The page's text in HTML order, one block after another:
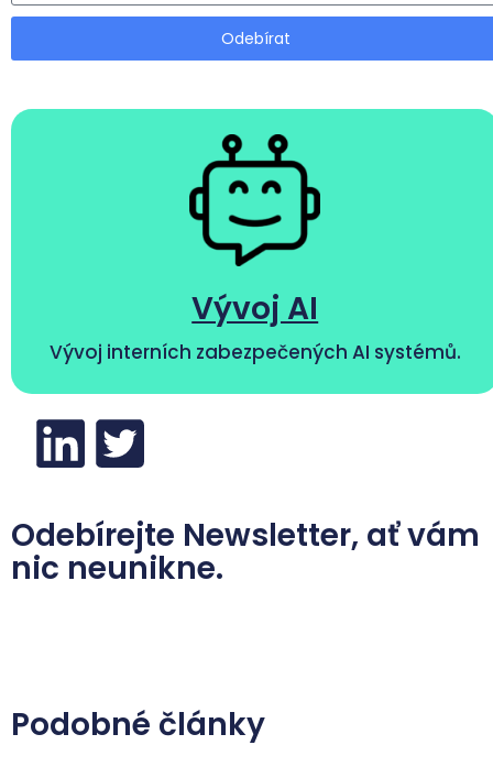
Odebírat
Vývoj AI
Vývoj interních zabezpečených AI systémů.
Odebírejte Newsletter, ať vám
nic neunikne.
Podobné články